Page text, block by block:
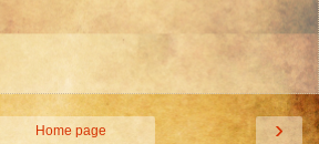
›
Home page